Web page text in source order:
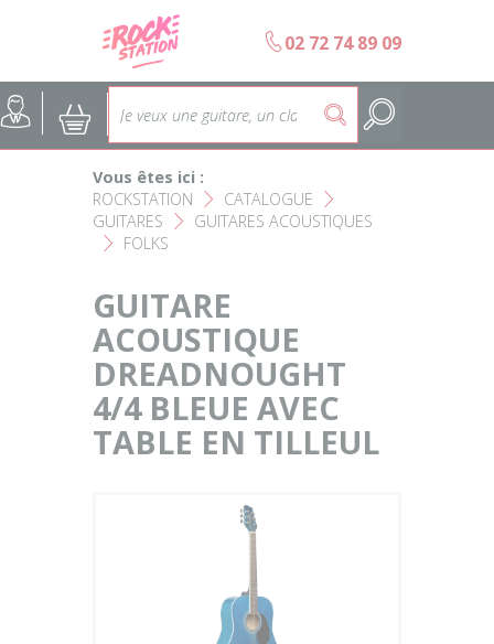
Choisir son instrument
Nos Magasins Rockstation
L'esprit Rockstation
Guitares
Basses
Matériel DJ
Sonorisation & éclairage
b 02 72 74 89 09
@ 5 :
Vous êtes ici :
ROCKSTATION F CATALOGUE F
GUITARES F GUITARES ACOUSTIQUES
F FOLKS
GUITARE
ACOUSTIQUE
DREADNOUGHT
4/4 BLEUE AVEC
TABLE EN TILLEUL
Panneau de gestion des cookies